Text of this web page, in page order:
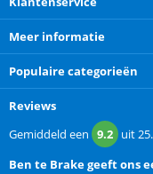
Meer informatie
Populaire categorieën
Reviews
Gemiddeld een 9.2 uit
Ben te Brakegeeft ons